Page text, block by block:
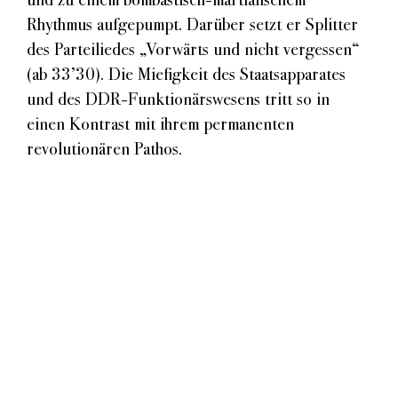
Rhythmus aufgepumpt. Darüber setzt er Splitter
des Parteiliedes „Vorwärts und nicht vergessen“
(ab 33’30). Die Miefigkeit des Staatsapparates
und des DDR-Funktionärswesens tritt so in
einen Kontrast mit ihrem permanenten
revolutionären Pathos.
Sprechweise
Themen